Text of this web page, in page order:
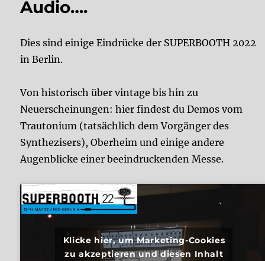
Audio….
Dies sind einige Eindrücke der SUPERBOOTH 2022
in Berlin.
Von historisch über vintage bis hin zu
Neuerscheinungen: hier findest du Demos vom
Trautonium (tatsächlich dem Vorgänger des
Synthezisers), Oberheim und einige andere
Augenblicke einer beeindruckenden Messe.
Klicke hier, um Marketing-Cookies
zu akzeptieren und diesen Inhalt